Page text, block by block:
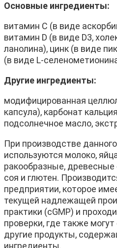
Основные ингредиенты:
витамин С (в виде
витамин D (в виде D3,
ланолина), цинк (в виде
(в виде L-
Другие ингредиенты:
модифицированная
капсула), карбонат
подсолнечное масло,
При производстве
используются молоко,
ракообразные, древесные
соя и глютен.
предприятии, которое
текущей надлежащей
практики (cGMP) и
проверки, где также
другие продукты,
ингредиенты.